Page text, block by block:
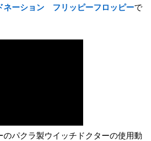
ネーション フリッピーフロッピーで
のパクラ製ウイッチドクターの使用動